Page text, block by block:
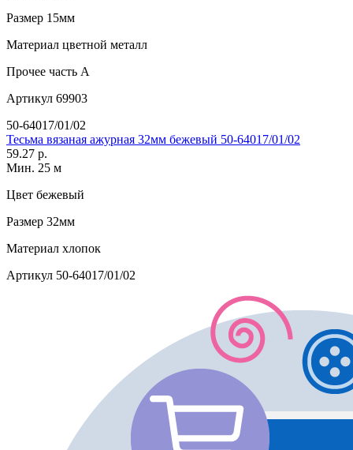
Размер 15мм
Материал цветной металл
Прочее часть A
Артикул 69903
50-64017/01/02
Тесьма вязаная ажурная 32мм бежевый 50-64017/01/02
59.27 р.
Мин. 25 м
Цвет бежевый
Размер 32мм
Материал хлопок
Артикул 50-64017/01/02